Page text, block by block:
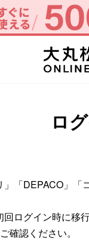
ロ
「DEPACO」
ログイン時に移
確認ください。